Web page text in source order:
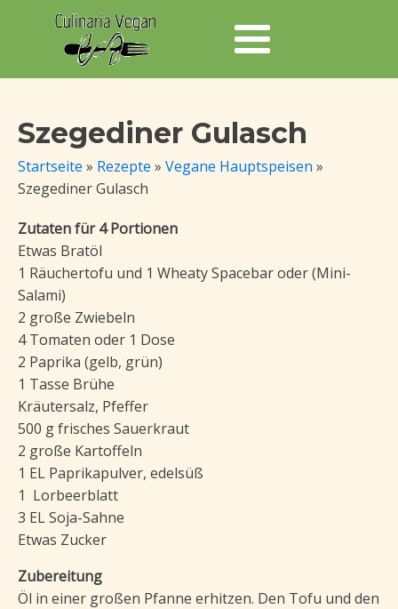
Szegediner Gulasch
Startseite » Rezepte » Vegane Hauptspeisen »
Szegediner Gulasch
Zutaten für 4 Portionen
Etwas Bratöl
1 Räuchertofu und 1 Wheaty Spacebar oder (Mini-
Salami)
2 große Zwiebeln
4 Tomaten oder 1 Dose
2 Paprika (gelb, grün)
1 Tasse Brühe
Kräutersalz, Pfeffer
500 g frisches Sauerkraut
2 große Kartoffeln
1 EL Paprikapulver, edelsüß
1 Lorbeerblatt
3 EL Soja-Sahne
Etwas Zucker
Zubereitung
Öl in einer großen Pfanne erhitzen. Den Tofu und den